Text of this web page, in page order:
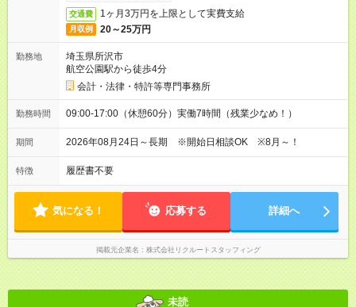
交通費 1ヶ月3万円を上限として実費支給
月収例 20～25万円
勤務地
埼玉県所沢市
航空公園駅から徒歩4分
会計・法律・特許等専門事務所
勤務時間 09:00-17:00（休憩60分）実働7時間（残業少なめ！）
期間 2026年08月24日～長期 ※開始日相談OK ※8月～！
特徴 履歴書不要
気になる！ 応募する 詳細へ
掲載元企業名 株式会社リクルートスタッフィング
未読